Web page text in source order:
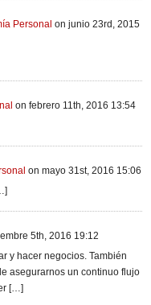
Personal on junio 23rd, 2015
on febrero 11th, 2016 13:54
on mayo 31st, 2016 15:06
5th, 2016 19:12
y hacer negocios. También
asegurarnos un continuo flujo
[…]